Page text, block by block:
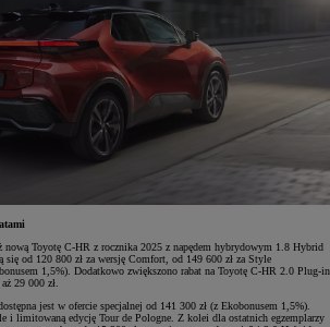
nową Toyotę C-HR z rocznika 2025 z napędem hybrydowym 1.8 Hybrid
od 120 800 zł za wersję Comfort, od 149 600 zł za Style
1,5%). Dodatkowo zwiększono rabat na Toyotę C-HR 2.0 Plug-in
29 000 zł.
jest w ofercie specjalnej od 141 300 zł (z Ekobonusem 1,5%).
i limitowaną edycję Tour de Pologne. Z kolei dla ostatnich egzemplarzy